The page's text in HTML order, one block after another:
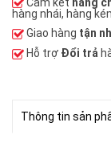
hàng nhái, hàng
Giao hàng tận
Hỗ trợ Đổi trả
Thông tin sản